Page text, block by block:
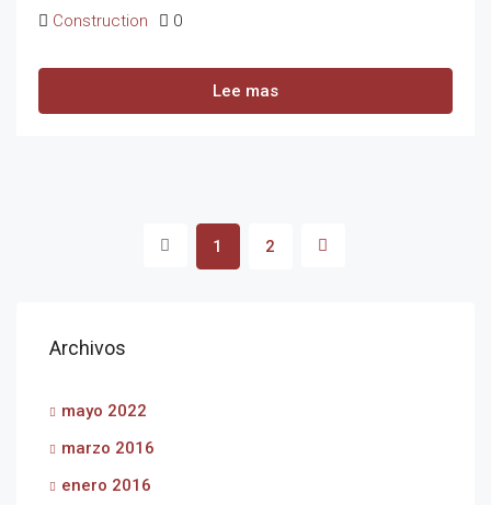
Construction 0
Lee mas
1 2
Archivos
mayo 2022
marzo 2016
enero 2016